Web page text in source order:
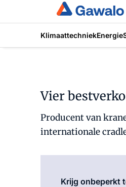
KlimaattechniekEnergie
Vier
Producent van
internationale
Krijg onbeperkt